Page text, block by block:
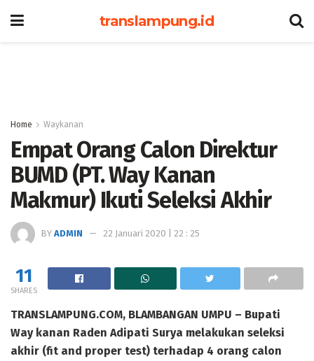
translampung.id
Home Waykanan
Empat Orang Calon Direktur
BUMD (PT. Way Kanan
Makmur) Ikuti Seleksi Akhir
BY ADMIN 22 Januari 2020 | 22 : 25
11
SHARES
TRANSLAMPUNG.COM, BLAMBANGAN UMPU – Bupati
Way kanan Raden Adipati Surya melakukan seleksi
akhir (fit and proper test) terhadap 4 orang calon